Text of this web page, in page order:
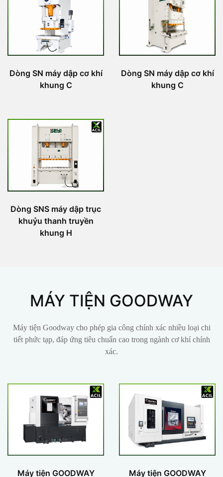
Dòng SN máy dập cơ khí
khung C
Dòng SN máy dập cơ khí
khung C
Dòng SNS máy dập trục
khuỷu thanh truyền
khung H
MÁY TIỆN GOODWAY
Máy tiện Goodway cho phép gia công chính xác nhiều loại chi
tiết phức tạp, đáp ứng tiêu chuẩn cao trong ngành cơ khí chính
xác.
Máy tiện GOODWAY
Máy tiện GOODWAY